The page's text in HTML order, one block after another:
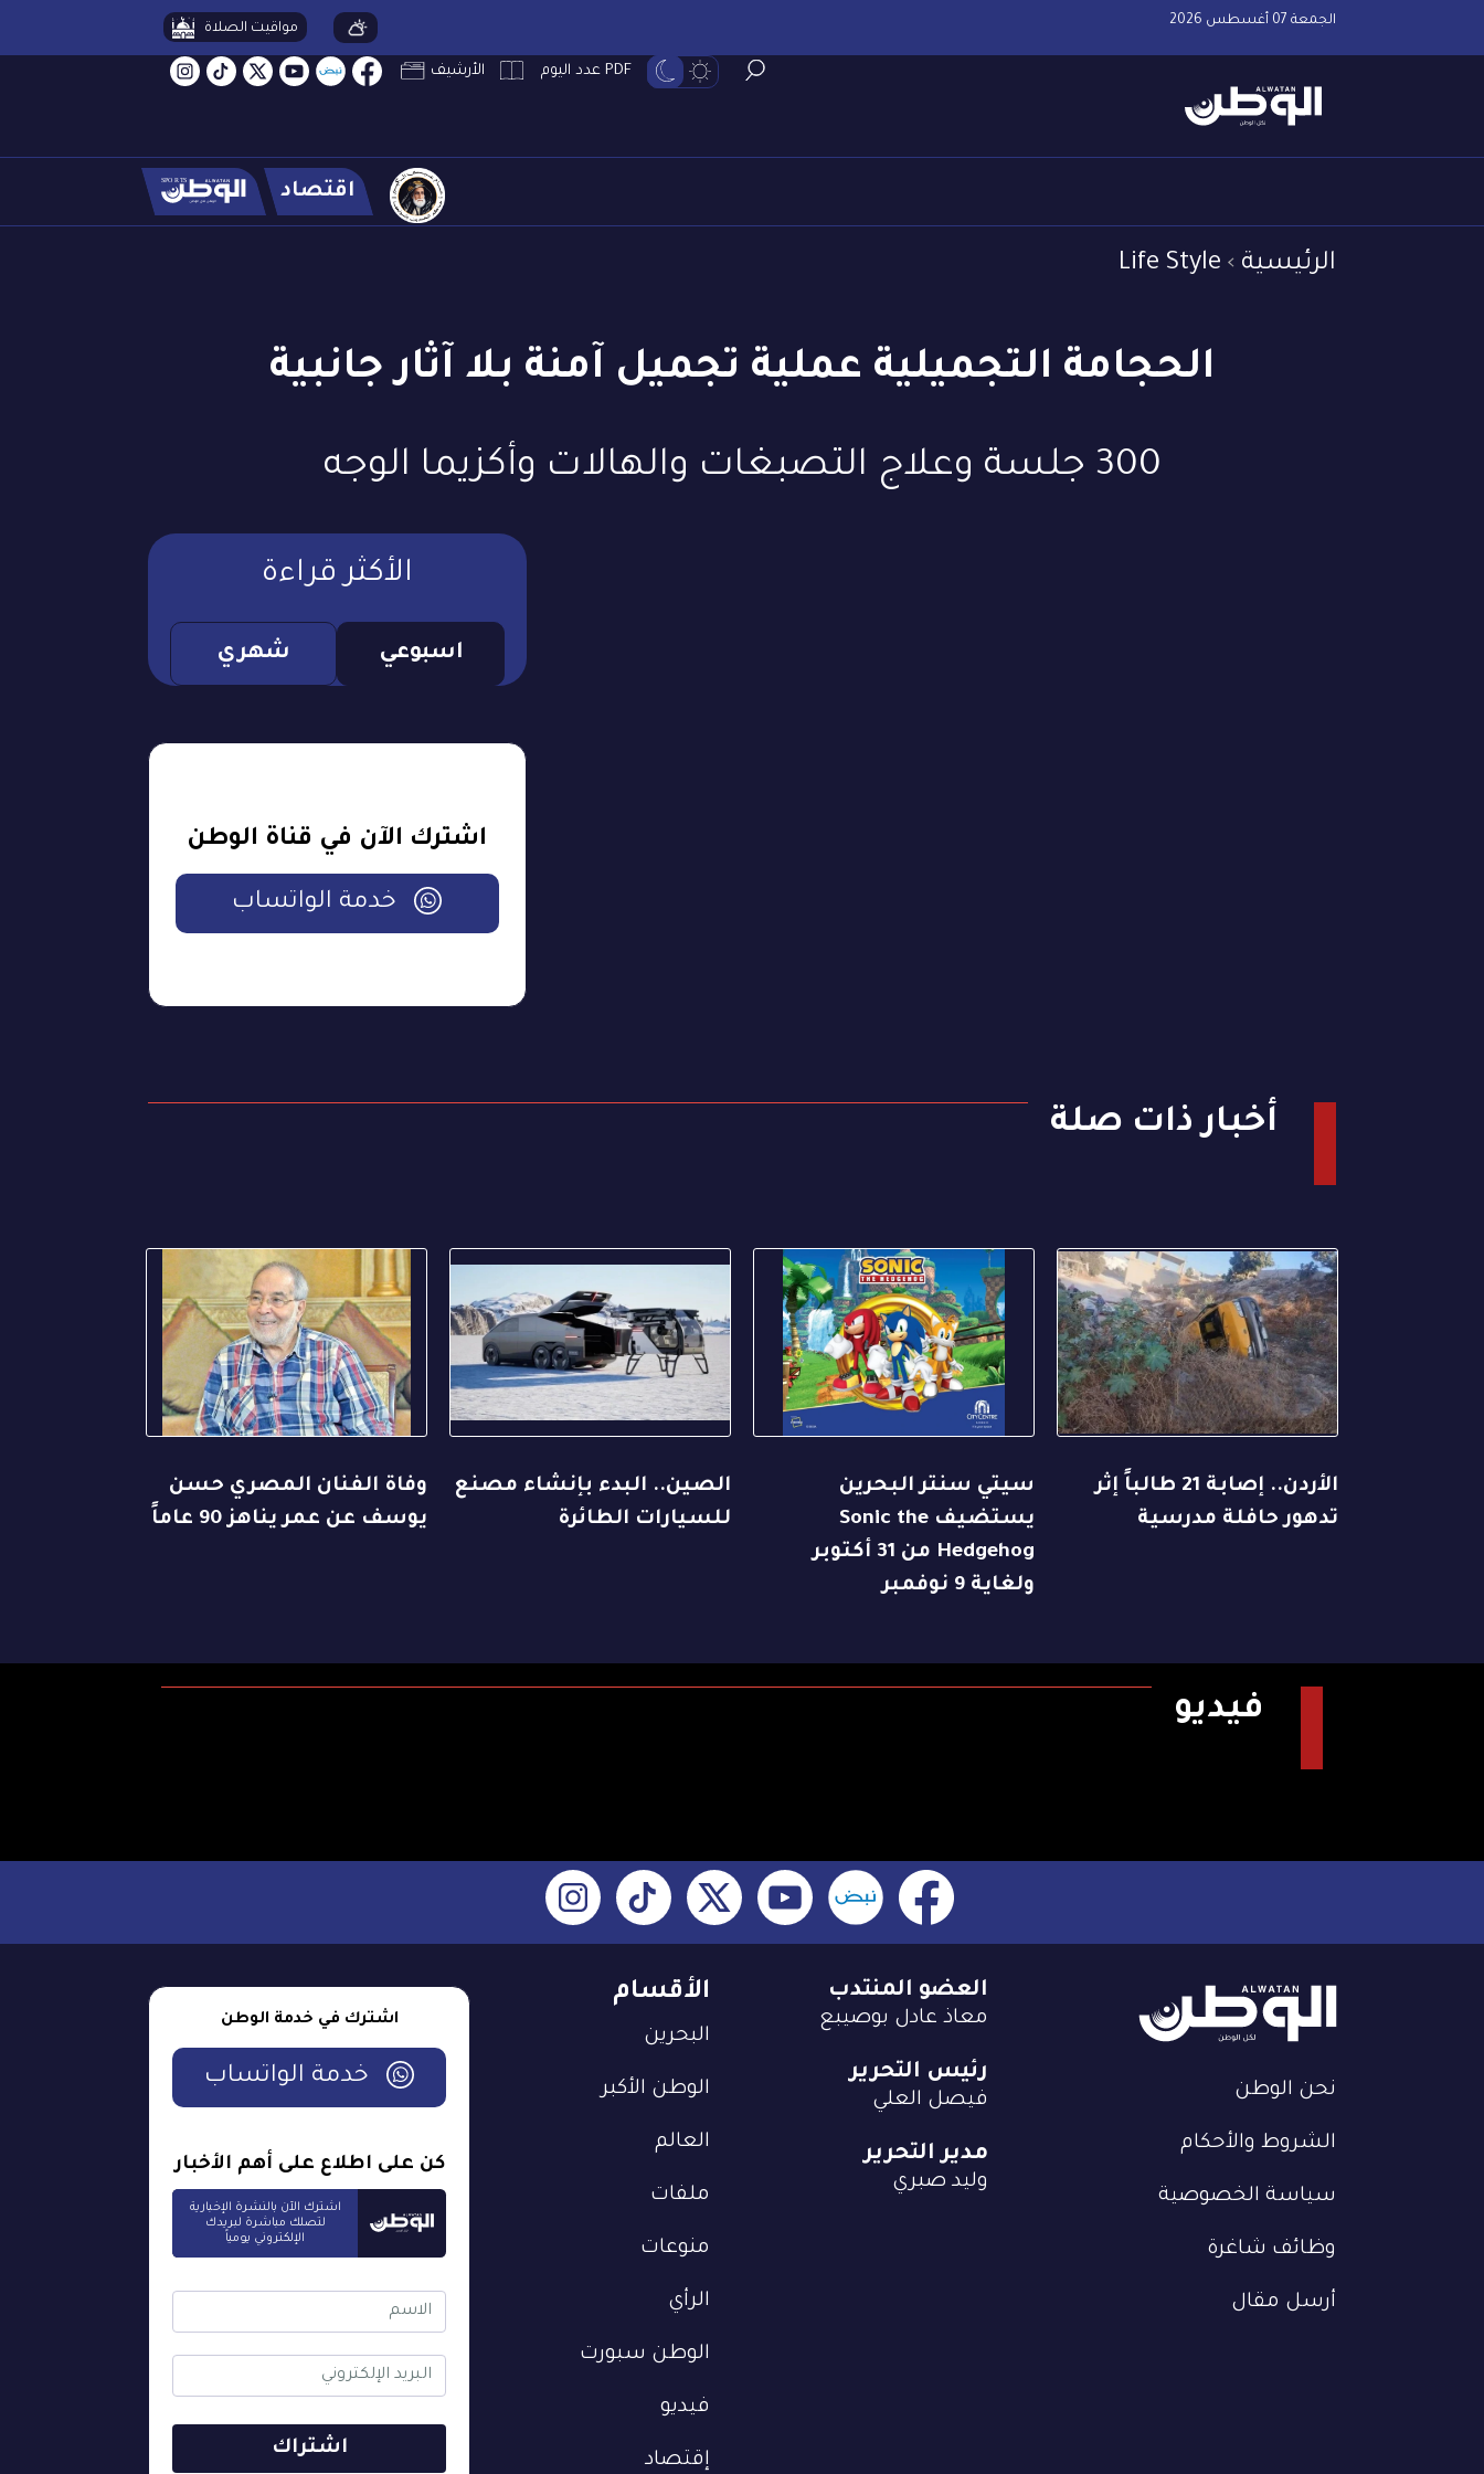
الجمعة 07 أغسطس 2026 مواقيت الصلاة
PDF عدد اليوم الأرشيف
اقتصاد
الرئيسية Life Style
الحجامة التجميلية عملية تجميل آمنة بلا آثار جانبية
300 جلسة وعلاج التصبغات والهالات وأكزيما الوجه
الأكثر قراءة
اسبوعي شهري
اشترك الآن في قناة الوطن
خدمة الواتساب
أخبار ذات صلة
الأردن.. إصابة 21 طالباً إثر
تدهور حافلة مدرسية
سيتي سنتر البحرين
يستضيف Sonic the
Hedgehog من 31 أكتوبر
ولغاية 9 نوفمبر
الصين.. البدء بإنشاء مصنع
للسيارات الطائرة
وفاة الفنان المصري حسن
يوسف عن عمر يناهز 90 عاماً
فيديو
نحن الوطن
الشروط والأحكام
سياسة الخصوصية
وظائف شاغرة
أرسل مقال
الأقسام
البحرين
الوطن الأكبر
العالم
ملفات
منوعات
الرأي
الوطن سبورت
فيديو
إقتصاد
العضو المنتدب
معاذ عادل بوصيبع
رئيس التحرير
فيصل العلي
مدير التحرير
وليد صبري
اشترك في خدمة الوطن
خدمة الواتساب
كن على اطلاع على أهم الأخبار
اشترك الآن بالنشرة الإخبارية
لتصلك مباشرة لبريدك
الإلكتروني يومياً
اشتراك